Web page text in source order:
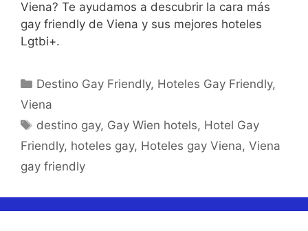
Viena? Te ayudamos a descubrir la cara más
gay friendly de Viena y sus mejores hoteles
Lgtbi+.
Categorías
Destino Gay Friendly, Hoteles Gay Friendly,
Viena
Etiquetas
destino gay, Gay Wien hotels, Hotel Gay
Friendly, hoteles gay, Hoteles gay Viena, Viena
gay friendly